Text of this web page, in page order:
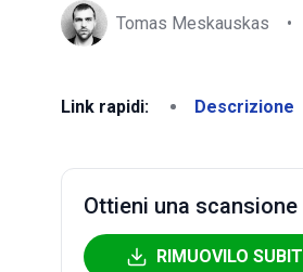
Tomas Meskauskas •
Link rapidi: Descrizione
Ottieni una
RIMUOVILO